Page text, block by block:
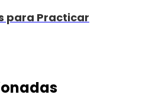
para Practicar